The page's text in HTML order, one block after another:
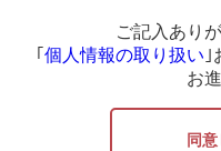
ご記入あり
｢ 個人情報の取り扱い
お
同